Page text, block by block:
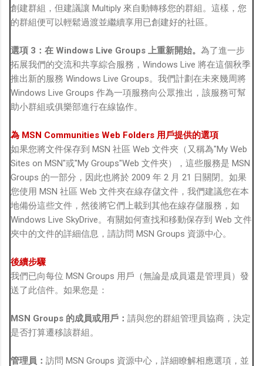
創建群組，但建議讓 Multiply 來自動轉移您的群組。這樣，您
的群組便可以輕鬆過渡並繼續享用已創建好的社區。
選項 3：在 Windows Live Groups 上重新開始。 為了進一步
拓展我們的交流和共享綜合服務，Windows Live 將在這個秋季
推出新的服務 Windows Live Groups。我們計劃在未來幾周將
Windows Live Groups 作為一項服務向公眾推出，該服務可幫
助小群組或俱樂部進行在線協作。
為 MSN Communities Web Folders 用戶提供的選項
如果您將文件保存到 MSN 社區 Web 文件夾（又稱為"My Web
Sites on MSN"或"My Groups"Web 文件夾），這些服務是 MSN
Groups 的一部分，因此也將於 2009 年 2 月 21 日關閉。如果
您使用 MSN 社區 Web 文件夾在線存儲文件，我們建議您在本
地備份這些文件，然後將它們上載到其他在線存儲服務，如
Windows Live SkyDrive。有關如何查找和移動保存到 Web 文件
夾中的文件的詳細信息，請訪問 MSN Groups 資源中心。
後續步驟
我們已向每位 MSN Groups 用戶（無論是成員還是管理員）發
送了此信件。如果您是：
MSN Groups 的成員或用戶： 請與您的群組管理員協商，決定
是否打算遷移該群組。
管理員： 訪問 MSN Groups 資源中心，詳細瞭解相應選項，並